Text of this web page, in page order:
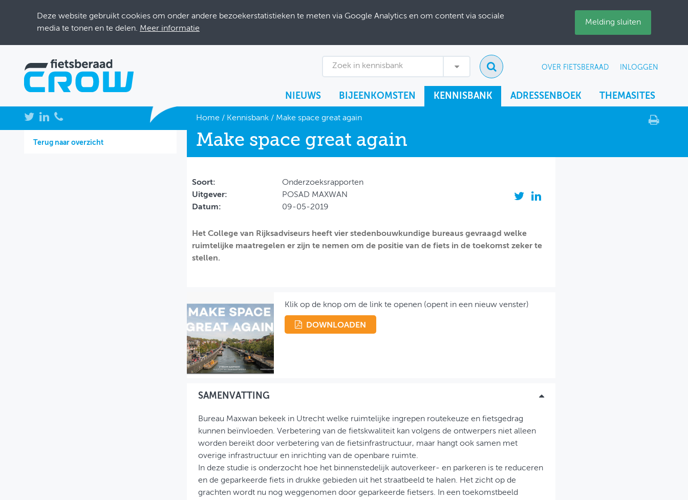
Deze website gebruikt cookies om onder andere bezoekerstatistieken te meten via Google Analytics en om content via sociale
media te tonen en te delen. Meer informatie
Melding sluiten
Zoek in kennisbank OVER FIETSBERAAD INLOGGEN
NIEUWS BIJEENKOMSTEN KENNISBANK ADRESSENBOEK THEMASITES
NIEUWS
BIJEENKOMSTEN
Home / Kennisbank/ Make space great again
Terug naar overzicht Make space great again
Soort:
Onderzoeksrapporten
Uitgever:
POSAD MAXWAN
Datum:
09-05-2019
Het College van Rijksadviseurs heeft vier stedenbouwkundige bureaus gevraagd welke
ruimtelijke maatregelen er zijn te nemen om de positie van de fiets in de toekomst zeker te
stellen.
Klik op de knop om de link te openen (opent in een nieuw venster)
DOWNLOADEN
SAMENVATTING
Bureau Maxwan bekeek in Utrecht welke ruimtelijke ingrepen routekeuze en fietsgedrag
kunnen beïnvloeden. Verbetering van de fietskwaliteit kan volgens de ontwerpers niet alleen
worden bereikt door verbetering van de fietsinfrastructuur, maar hangt ook samen met
overige infrastructuur en inrichting van de openbare ruimte.
In deze studie is onderzocht hoe het binnenstedelijk autoverkeer- en parkeren is te reduceren
en de geparkeerde fiets in drukke gebieden uit het straatbeeld te halen. Het zicht op de
grachten wordt nu nog weggenomen door geparkeerde fietsers. In een toekomstbeeld